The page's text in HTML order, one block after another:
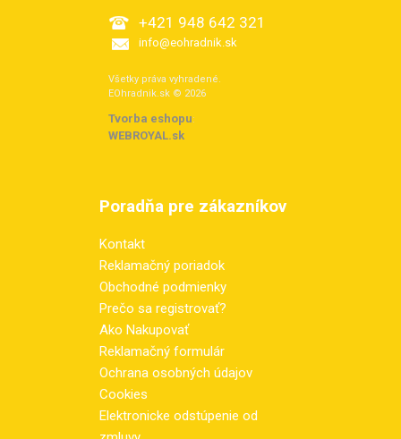
+421 948 642 321
info@eohradnik.sk
Všetky práva vyhradené.
EOhradnik.sk © 2026
Tvorba eshopu:
WEBROYAL.sk
Poradňa pre zákazníkov
Kontakt
Reklamačný poriadok
Obchodné podmienky
Prečo sa registrovať?
Ako Nakupovať
Reklamačný formulár
Ochrana osobných údajov
Cookies
Elektronicke odstúpenie od